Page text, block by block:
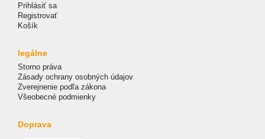
Prihlásiť sa
Registrovať
Košík
legálne
Storno práva
Zásady ochrany osobných údajov
Zverejnenie podľa zákona
Všeobecné podmienky
Doprava